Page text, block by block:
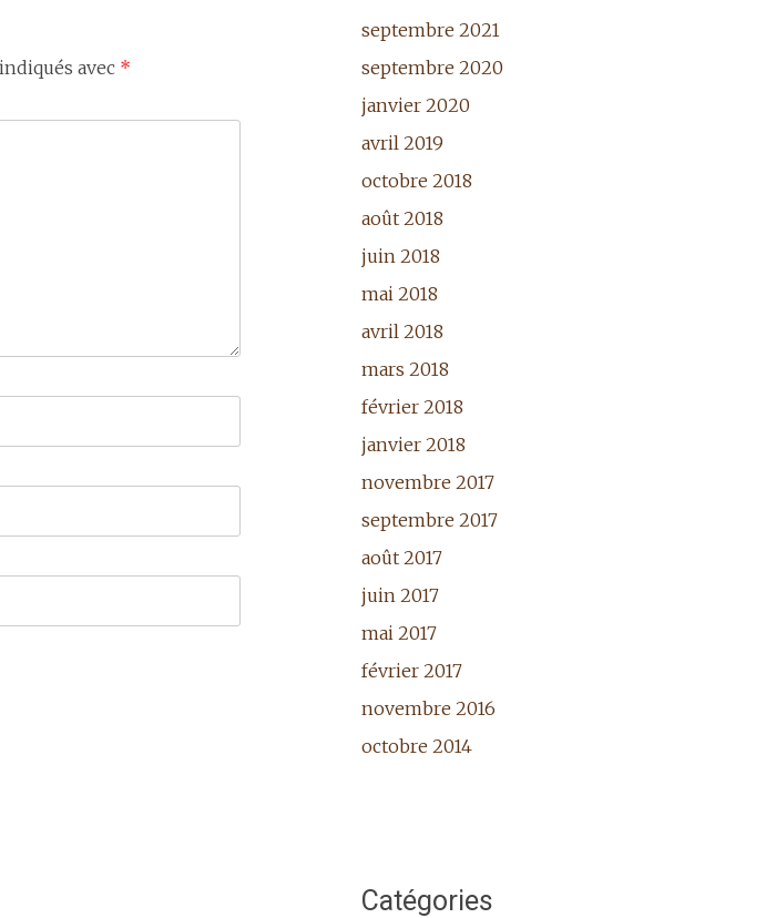
avec *
septembre 2021
septembre 2020
janvier 2020
avril 2019
octobre 2018
août 2018
juin 2018
mai 2018
avril 2018
mars 2018
février 2018
janvier 2018
novembre 2017
septembre 2017
août 2017
juin 2017
mai 2017
février 2017
novembre 2016
octobre 2014
Catégories